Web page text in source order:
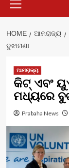
Menu
HOME ଆମରାଜ୍ୟ
ବୁଝାମଣା
ଆମରାଜ୍ୟ
କିଟ୍‍ ଏବଂ
ମଧ୍ୟରେ
Prabaha News